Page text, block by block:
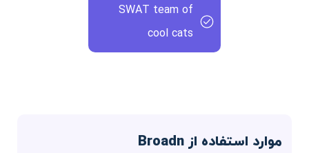
SWAT team of
cool cats
موارد استفاده از Broadn